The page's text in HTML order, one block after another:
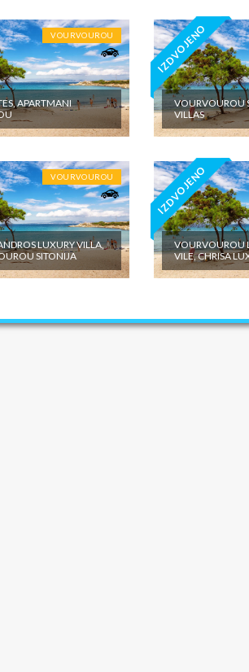
VOURVOUROU
APARTMANI
IZDVOJENO
VOURVOUROU
VILLAS
VOURVOUROU
LUXURY VILLA,
SITONIJA
IZDVOJENO
VOURVOUROU
VILE, CHRISA